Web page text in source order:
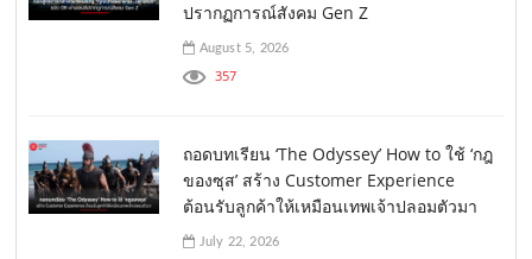
ปรากฏการณ์สังคม Gen Z
August 5, 2026
357
ถอดบทเรียน ‘The Odyssey’ How to ใช้ ‘กฎ
ของซุส’ สร้าง Customer Experience
ต้อนรับลูกค้าให้เหมือนเทพเจ้าปลอมตัวมา
July 22, 2026